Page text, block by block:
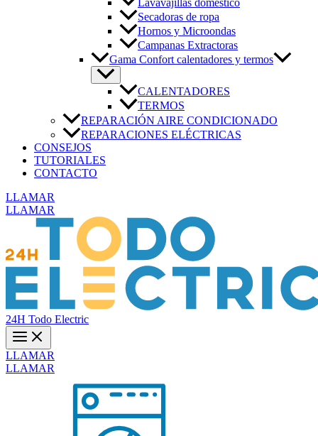
Lavavajillas doméstico
Secadoras de ropa
Hornos y Microondas
Campanas Extractoras
Gama Confort calentadores y termos
CALENTADORES
TERMOS
REPARACIÓN AIRE CONDICIONADO
REPARACIONES ELÉCTRICAS
CONSEJOS
TUTORIALES
CONTACTO
LLAMAR
LLAMAR
24H Todo Electric
LLAMAR
LLAMAR